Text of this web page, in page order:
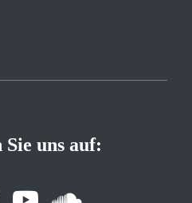
Sie uns auf: